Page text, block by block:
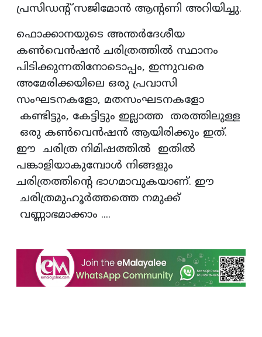
പ്രസിഡന്റ് സജിമോന്‍ ആന്റണി അറിയിച്ചു.
ഫൊക്കാനയുടെ അന്തര്‍ദേശീയ
കണ്‍വെന്‍ഷന്‍ ചരിത്രത്തില്‍ സ്ഥാനം
പിടിക്കുന്നതിനോടൊപ്പം, ഇന്നുവരെ
അമേരിക്കയിലെ ഒരു പ്രവാസി
സംഘടനകളോ, മതസംഘടനകളോ
കണ്ടിട്ടും, കേട്ടിട്ടും ഇല്ലാത്ത തരത്തിലുള്ള
ഒരു കണ്‍വെന്‍ഷന്‍ ആയിരിക്കും ഇത്.
ഈ ചരിത്ര നിമിഷത്തില്‍ ഇതില്‍
പങ്കാളിയാകുമ്പോള്‍ നിങ്ങളും
ചരിത്രത്തിന്റെ ഭാഗമാവുകയാണ്. ഈ
ചരിത്രമുഹൂര്‍ത്തത്തെ നമുക്ക്
വണ്ണാഭമാക്കാം ....